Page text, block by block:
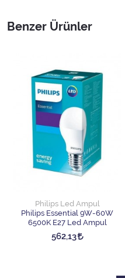
Benzer Ürünler
Philips Led Ampul
Philips Essential 9W-60W
6500K E27 Led Ampul
562,13